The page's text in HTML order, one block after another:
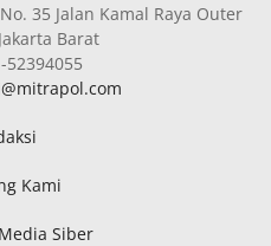
35 Jalan Kamal Raya Outer
Barat
52394055
Kami
Siber